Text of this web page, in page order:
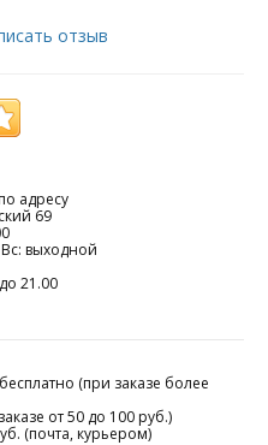
отзыв
адресу
69
выходной
21.00
(при заказе более
от 50 до 100 руб.)
(почта, курьером)